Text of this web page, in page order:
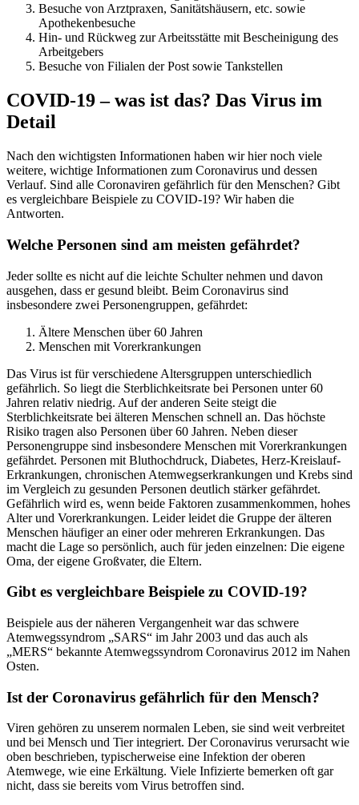
Besuche von Arztpraxen, Sanitätshäusern, etc. sowie
Apothekenbesuche
Hin- und Rückweg zur Arbeitsstätte mit Bescheinigung des
Arbeitgebers
Besuche von Filialen der Post sowie Tankstellen
COVID-19 – was ist das? Das Virus im
Detail
Nach den wichtigsten Informationen haben wir hier noch viele
weitere, wichtige Informationen zum Coronavirus und dessen
Verlauf. Sind alle Coronaviren gefährlich für den Menschen? Gibt
es vergleichbare Beispiele zu COVID-19? Wir haben die
Antworten.
Welche Personen sind am meisten gefährdet?
Jeder sollte es nicht auf die leichte Schulter nehmen und davon
ausgehen, dass er gesund bleibt. Beim Coronavirus sind
insbesondere zwei Personengruppen, gefährdet:
Ältere Menschen über 60 Jahren
Menschen mit Vorerkrankungen
Das Virus ist für verschiedene Altersgruppen unterschiedlich
gefährlich. So liegt die Sterblichkeitsrate bei Personen unter 60
Jahren relativ niedrig. Auf der anderen Seite steigt die
Sterblichkeitsrate bei älteren Menschen schnell an. Das höchste
Risiko tragen also Personen über 60 Jahren. Neben dieser
Personengruppe sind insbesondere Menschen mit Vorerkrankungen
gefährdet. Personen mit Bluthochdruck, Diabetes, Herz-Kreislauf-
Erkrankungen, chronischen Atemwegserkrankungen und Krebs sind
im Vergleich zu gesunden Personen deutlich stärker gefährdet.
Gefährlich wird es, wenn beide Faktoren zusammenkommen, hohes
Alter und Vorerkrankungen. Leider leidet die Gruppe der älteren
Menschen häufiger an einer oder mehreren Erkrankungen. Das
macht die Lage so persönlich, auch für jeden einzelnen: Die eigene
Oma, der eigene Großvater, die Eltern.
Gibt es vergleichbare Beispiele zu COVID-19?
Beispiele aus der näheren Vergangenheit war das schwere
Atemwegssyndrom „SARS“ im Jahr 2003 und das auch als
„MERS“ bekannte Atemwegssyndrom Coronavirus 2012 im Nahen
Osten.
Ist der Coronavirus gefährlich für den Mensch?
Viren gehören zu unserem normalen Leben, sie sind weit verbreitet
und bei Mensch und Tier integriert. Der Coronavirus verursacht wie
oben beschrieben, typischerweise eine Infektion der oberen
Atemwege, wie eine Erkältung. Viele Infizierte bemerken oft gar
nicht, dass sie bereits vom Virus betroffen sind.